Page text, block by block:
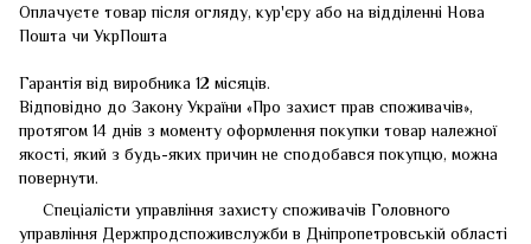
Оплачуєте товар після огляду, кур'єру або на відділенні Нова
Пошта чи УкрПошта
Гарантія від виробника 12 місяців.
Відповідно до Закону України «Про захист прав споживачів»,
протягом 14 днів з моменту оформлення покупки товар належної
якості, який з будь-яких причин не сподобався покупцю, можна
повернути.
Спеціалісти управління захисту споживачів Головного
управління Держпродспоживслужби в Дніпропетровській області